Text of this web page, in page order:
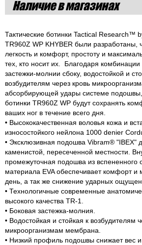
Наличие в магазинах
Тактические ботинки Tactical Research™
TR960Z WP KHYBER были разработаны,
легкость и комфорт, простоту и
тех, кто носит их. Благодаря комбинации
застежки-молнии сбоку, водостойкой и
возбудителям через кровь
абсорбирующей удары системе подошвы,
ботинки TR960Z WP будут сохранять
ваших ног в течение всего дня.
• Высококачественная воловья кожа и
износостойкого нейлона 1000 denier
• Эксклюзивная подошва Vibram® "IBEX"
каменистой, пересеченной местности.
промежуточная подошва из вспененного
материала EVA обеспечивает комфорт и
день, а так же снижение ударных
• Технологичные современные
высокого качества TR-1.
• Боковая застежка-молния.
• Водостойкая и стойкая к возбудителям
микроорганизмам мембрана.
• Низкий профиль подошвы снижает вес